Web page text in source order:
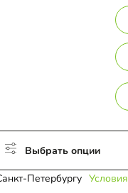
Выбрать опции
Петербургу Условия